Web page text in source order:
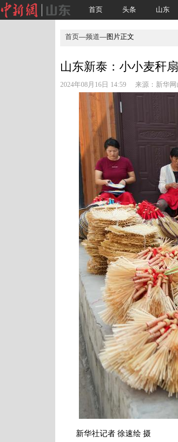
首页 头条 山东
首页—频道—图片正文
山东新泰：小小麦秆
2024年08月16日 14:59 来源： 新华网
新华社记者 徐速绘 摄